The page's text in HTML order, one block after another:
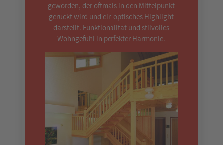
geworden, der oftmals in den Mittelpunkt
gerückt wird und ein optisches Highlight
darstellt. Funktionalität und stilvolles
Wohngefühl in perfekter Harmonie.